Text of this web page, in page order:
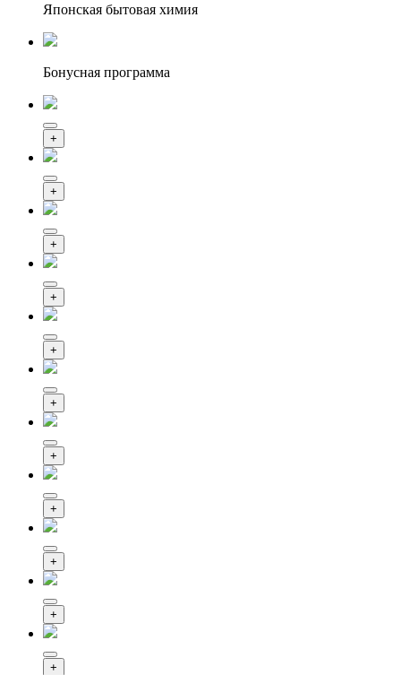
Японская бытовая химия
Бонусная программа
+
+
+
+
+
+
+
+
+
+
+